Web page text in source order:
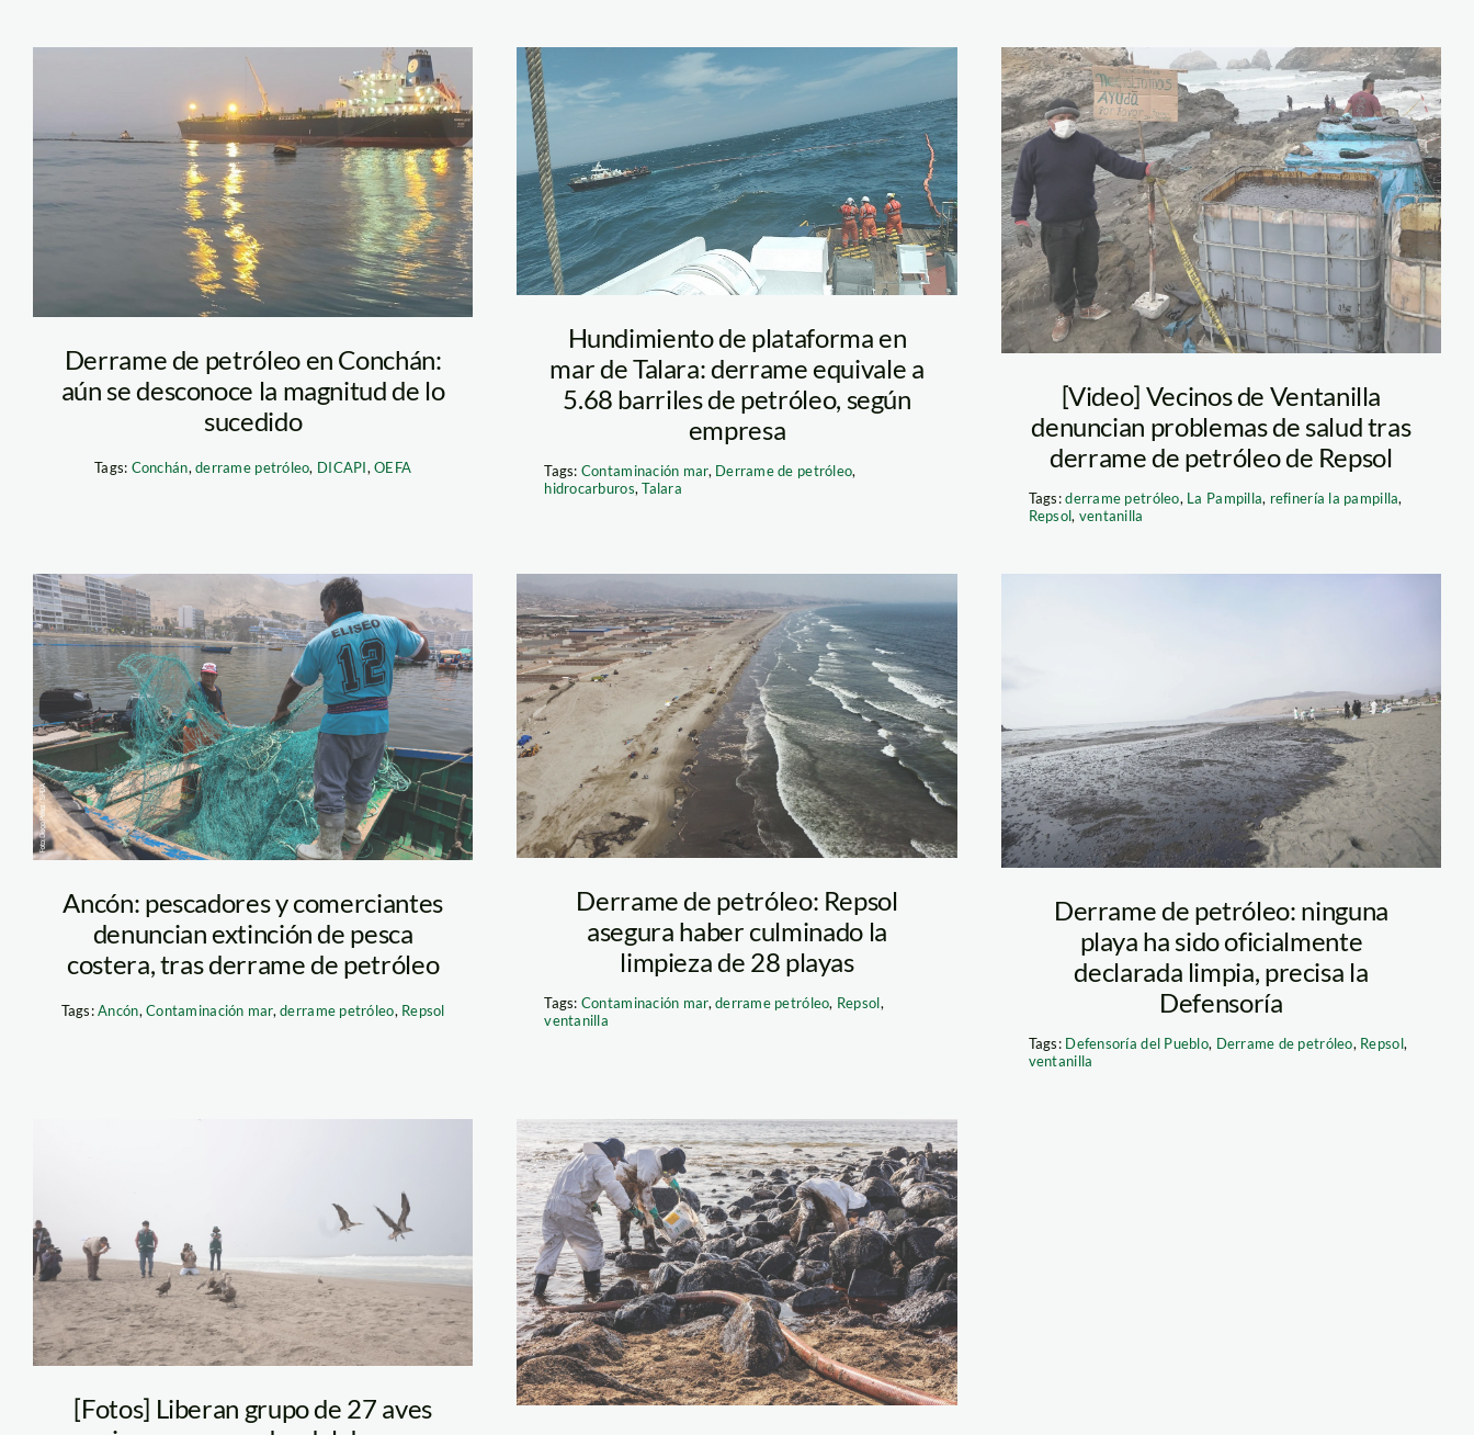
FOTO DERRAME
CONCHAN
Derrame de petróleo en Conchán:
aún se desconoce la magnitud de lo
sucedido
Tags: Conchán,derrame petróleo, DICAPI,OEFA
DERRAME
PETROLEO
TALARA
Hundimiento de plataforma en
mar de Talara: derrame equivale a
5.68 barriles de petróleo, según
empresa
Tags: Contaminación mar, Derrame de petróleo,
hidrocarburos,Talara
pescador-de-
ventanilla—
derrame-repsol—
jaime-tranca—
spda
[Video] Vecinos de Ventanilla
denuncian problemas de salud tras
derrame de petróleo de Repsol
Tags:derrame petróleo, La Pampilla, refinería la pampilla,
Repsol, ventanilla
ancon_diego-
perez-SPDA-4
Ancón: pescadores y comerciantes
denuncian extinción de pesca
costera, tras derrame de petróleo
Tags:Ancón,Contaminación mar,derrame petróleo, Repsol
derrame-de-
petroleo—jorge-
pezantes—spda
Derrame de petróleo: Repsol
asegura haber culminado la
limpieza de 28 playas
Tags: Contaminación mar,derrame petróleo, Repsol,
ventanilla
ancón—jaime-
tranca—spda
Derrame de petróleo: ninguna
playa ha sido oficialmente
declarada limpia, precisa la
Defensoría
Tags: Defensoría del Pueblo, Derrame de petróleo, Repsol,
ventanilla
LIBERACION
AVES FOTO
SERFOR
[Fotos] Liberan grupo de 27 aves
derrame-de-
petroleo—
limpieza-en-
playa-pocitos—